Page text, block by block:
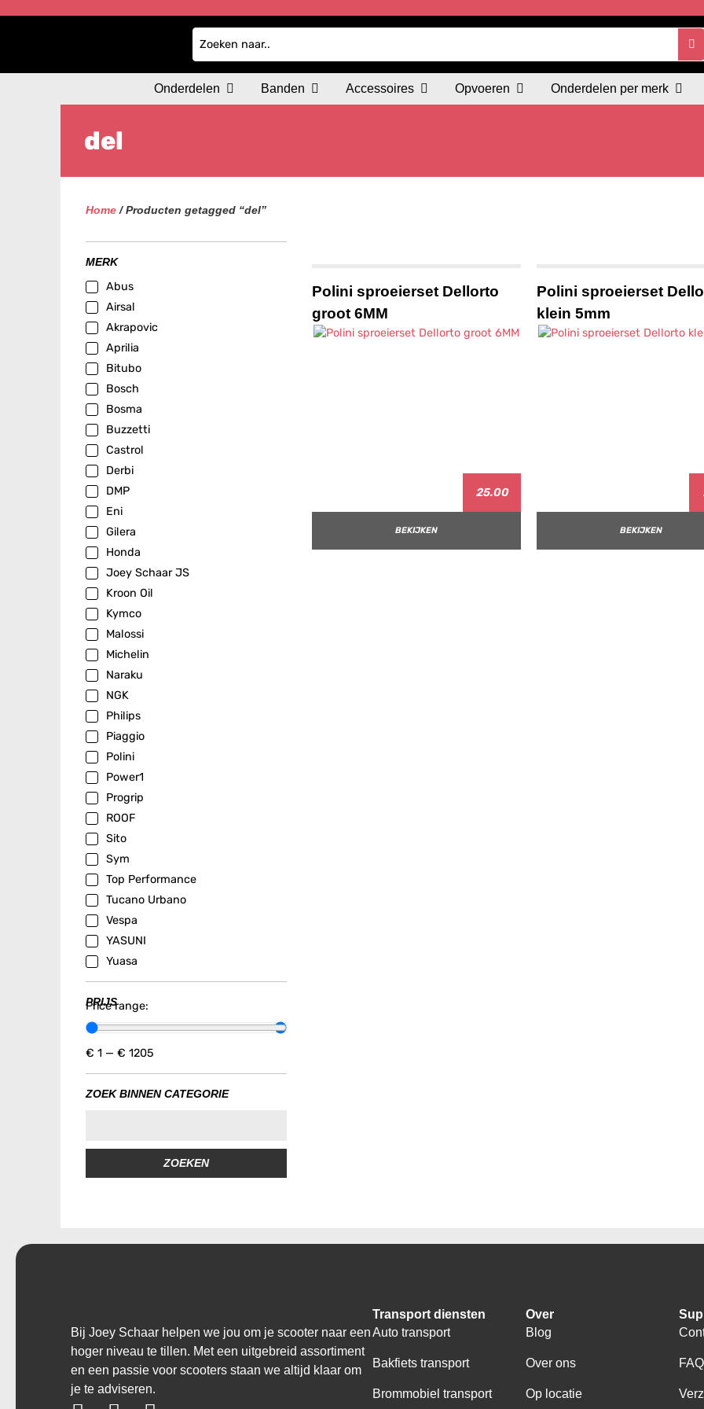
Onderdelen Banden Accessoires Opvoeren Onderdelen per merk
del
Home/ Producten getagged “del”
MERK
Abus
Airsal
Akrapovic
Aprilia
Bitubo
Bosch
Bosma
Buzzetti
Castrol
Derbi
DMP
Eni
Gilera
Honda
Joey Schaar JS
Kroon Oil
Kymco
Malossi
Michelin
Naraku
NGK
Philips
Piaggio
Polini
Power1
Progrip
ROOF
Sito
Sym
Top Performance
Tucano Urbano
Vespa
YASUNI
Yuasa
PRIJS
Price range:
€ 1 — € 1205
ZOEK BINNEN CATEGORIE
ZOEKEN
Polini sproeierset Dellorto
groot 6MM
25.00
BEKIJKEN
Polini sproeierset
klein 5mm
BEKIJKEN
Bij Joey Schaar helpen we jou om je scooter naar een
hoger niveau te tillen. Met een uitgebreid assortiment
en een passie voor scooters staan we altijd klaar om
je te adviseren.
Transport diensten
Auto transport
Bakfiets transport
Brommobiel transport
Over
Blog
Over ons
Op locatie
FAQ